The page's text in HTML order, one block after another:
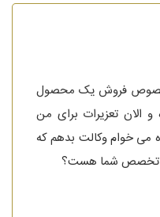
خصوص فروش یک محصول
تعزیرات برای من
می خوام وکالت بدهم که
تخصص شما هست؟